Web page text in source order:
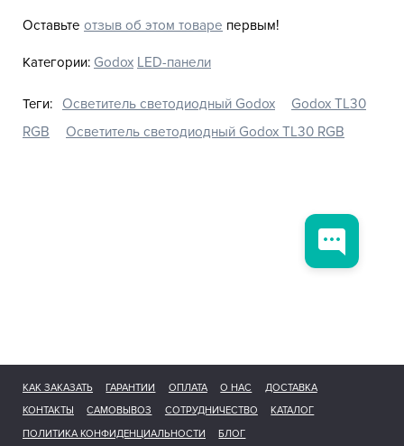
Оставьте отзыв об этом товаре первым!
Категории: Godox LED-панели
Теги: Осветитель светодиодный Godox
Godox TL30
RGB
Осветитель светодиодный Godox TL30 RGB
КАК ЗАКАЗАТЬ ГАРАНТИИ ОПЛАТА О НАС
ДОСТАВКА
КОНТАКТЫ
САМОВЫВОЗ СОТРУДНИЧЕСТВО
КАТАЛОГ
ПОЛИТИКА КОНФИДЕНЦИАЛЬНОСТИ
БЛОГ